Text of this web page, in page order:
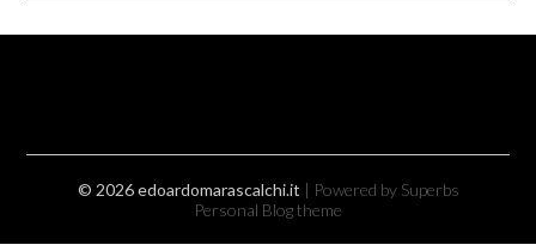
© 2026 edoardomarascalchi.it | Powered by Superbs
Personal Blog theme